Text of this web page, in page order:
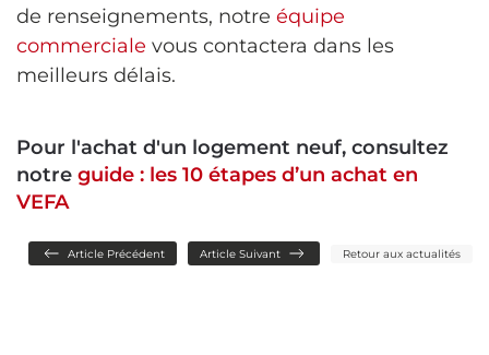
de renseignements, notre équipe
commerciale vous contactera dans les
meilleurs délais.
Pour l'achat d'un logement neuf, consultez
notre guide : les 10 étapes d’un achat en
VEFA
Article Précédent Article Suivant Retour aux actualités